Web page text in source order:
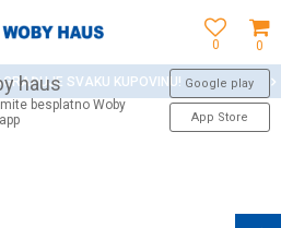
0
0
haus
besplatno Woby
Google play
App Store
SVAKU KUPOVINU!